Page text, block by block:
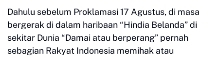
Dahulu sebelum Proklamasi 17 Agustus, di masa
bergerak di dalam haribaan “Hindia Belanda” di
sekitar Dunia “Damai atau berperang” pernah
sebagian Rakyat Indonesia memihak atau